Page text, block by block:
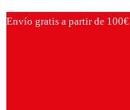
Envío gratis a partir de 100€